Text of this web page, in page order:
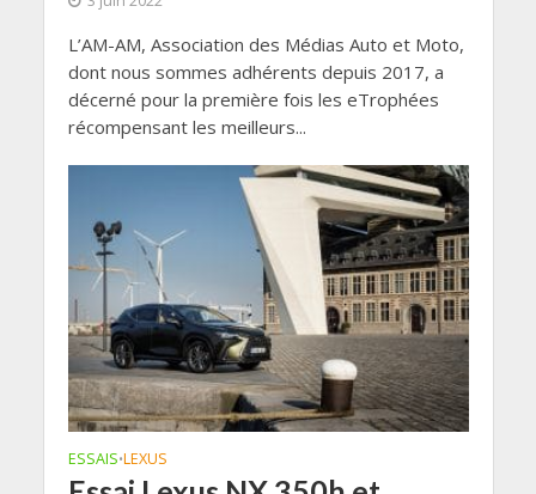
L’AM-AM, Association des Médias Auto et Moto,
dont nous sommes adhérents depuis 2017, a
décerné pour la première fois les eTrophées
récompensant les meilleurs...
ESSAIS•LEXUS